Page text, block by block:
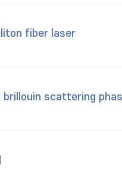
fiber laser
scattering